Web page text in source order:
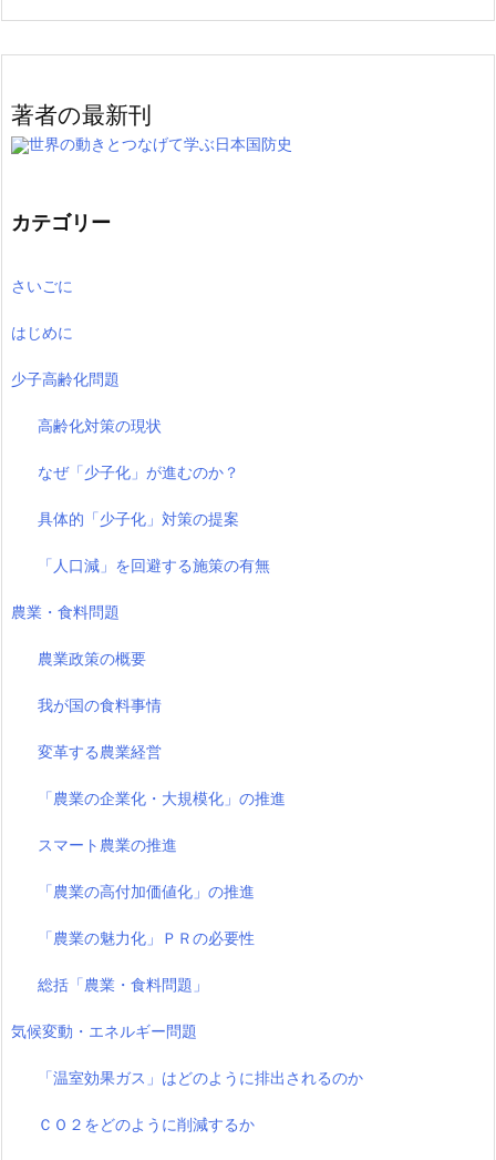
著者の最新刊
世界の動きとつなげて学ぶ日本国防史
カテゴリー
さいごに
はじめに
少子高齢化問題
高齢化対策の現状
なぜ「少子化」が進むのか？
具体的「少子化」対策の提案
「人口減」を回避する施策の有無
農業・食料問題
農業政策の概要
我が国の食料事情
変革する農業経営
「農業の企業化・大規模化」の推進
スマート農業の推進
「農業の高付加価値化」の推進
「農業の魅力化」ＰＲの必要性
総括「農業・食料問題」
気候変動・エネルギー問題
「温室効果ガス」はどのように排出されるのか
ＣＯ２をどのように削減するか